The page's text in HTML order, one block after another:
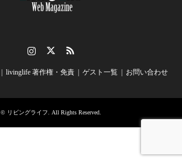
livinglife 著作権・免責 ゲスト一覧 お問い合わせ
© リビングライフ . All Rights Reserved.